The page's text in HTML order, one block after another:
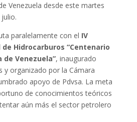
Venezuela desde este martes
paralelamente con el IV
Hidrocarburos “Centenario
de Venezuela”, inaugurado
y organizado por la Cámara
apoyo de Pdvsa. La meta
de conocimientos teóricos
aún más el sector petrolero